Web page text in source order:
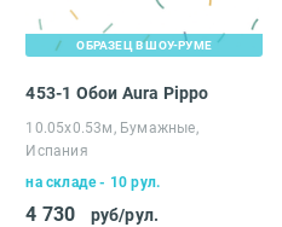
ОБРАЗЕЦ В ШОУ-РУМЕ
453-1 Обои Aura Pippo
10.05х0.53м, Бумажные,
Испания
на складе - 10 рул.
4 730 руб/рул.